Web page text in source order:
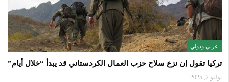
عربي ودولي
تركيا تقول إن نزع سلاح حزب العمال الكردستاني قد يبدأ “خلال أيام”
يوليو 2, 2025